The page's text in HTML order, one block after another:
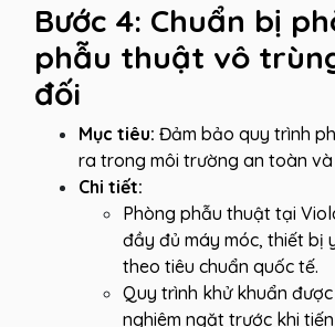
Bước 4: Chuẩn bị
phẫu thuật vô
đối
Mục tiêu: Đảm bảo quy trình
ra trong môi trường an toàn và
Chi tiết:
Phòng phẫu thuật tại
đầy đủ máy móc, thiết bị
theo tiêu chuẩn quốc tế.
Quy trình khử khuẩn
nghiêm ngặt trước khi